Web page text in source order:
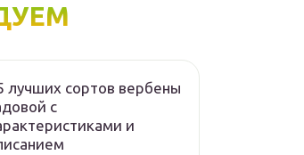
лучших сортов вербены
с
и